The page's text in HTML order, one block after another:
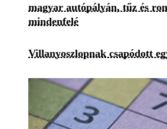
magyar autópályán, tűz és
mindenfelé
Villanyoszlopnak csapódott